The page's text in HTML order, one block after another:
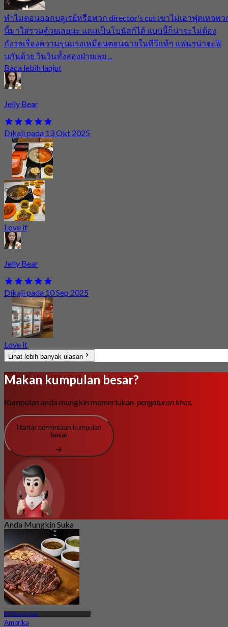
ทำไมตอนออกบลูเรย์หรือพวก director's cut เขาไม่เอาฟุตเทจพว
นี้มาใส่รวมด้วยเลยนะ แถมเป็นโบนัสก้ได้ แบบนี้ก็น่าจะไม่ต้อง
กังวลเรื่องความรุนแรงเหมือนตอนฉายในทีวีแท้ๆ แฟนๆน่าจะฟิ
นกันด้วย วินวินทั้งสองฝ่ายเลย ...
Baca lebih lanjut
Jelly Bear
Dikaji pada 13 Okt 2025
Love it
Jelly Bear
Dikaji pada 10 Sep 2025
Love it
Lihat lebih banyak ulasan
Makan kumpulan besar?
Kumpulan anda mungkin memerlukan pengaturan khas.
Hantar permintaan kumpulan
besar
Anda Mungkin Suka
BTS Bang Chak
Amerika